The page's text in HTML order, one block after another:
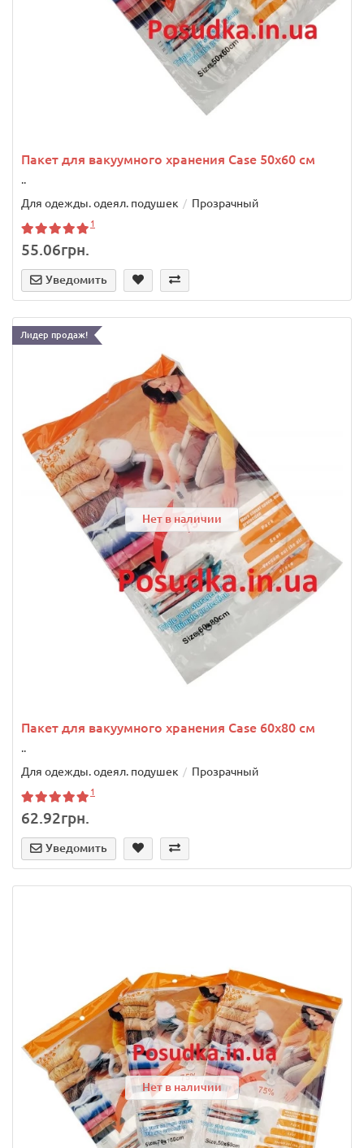
Пакет для вакуумного хранения Case 50x60 см
..
Для одежды. одеял. подушек
Прозрачный
1
55.06грн.
Уведомить
Лидер продаж!
Нет в наличии
Пакет для вакуумного хранения Case 60x80 см
..
Для одежды. одеял. подушек
Прозрачный
1
62.92грн.
Уведомить
Нет в наличии